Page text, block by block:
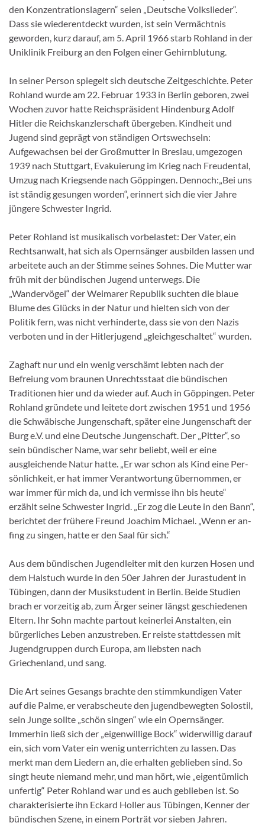
den Konzentrationslagern“ seien „Deutsche Volkslieder“.
Dass sie wiederentdeckt wurden, ist sein Vermächtnis
geworden, kurz darauf, am 5. April 1966 starb Rohland in der
Uniklinik Freiburg an den Folgen einer Gehirnblutung.
In seiner Person spiegelt sich deutsche Zeit­geschichte. Peter
Rohland wurde am 22. Febru­ar 1933 in Berlin geboren, zwei
Wochen zuvor hatte Reichspräsident Hindenburg Adolf
Hitler die Reichskanzlerschaft übergeben. Kindheit und
Jugend sind geprägt von ständigen Orts­wechseln:
Aufgewachsen bei der Großmutter in Breslau, umgezogen
1939 nach Stuttgart, Eva­kuierung im Krieg nach Freudental,
Umzug nach Kriegsende nach Göppingen. Dennoch:„Bei uns
ist ständig gesungen worden“, erinnert sich die vier Jahre
jüngere Schwester Ingrid.
Peter Rohland ist musikalisch vorbelastet: Der Vater, ein
Rechtsanwalt, hat sich als Opernsänger ausbilden lassen und
arbeitete auch an der Stimme seines Sohnes. Die Mutter war
früh mit der bündischen Jugend unterwegs. Die
„Wandervögel“ der Weimarer Republik suchten die blaue
Blume des Glücks in der Natur und hielten sich von der
Politik fern, was nicht ver­hinderte, dass sie von den Nazis
verboten und in der Hitlerjugend „gleichgeschaltet“ wurden.
Zaghaft nur und ein wenig verschämt lebten nach der
Befreiung vom braunen Unrechtsstaat die bündischen
Traditionen hier und da wieder auf. Auch in Göppingen. Peter
Rohland gründe­te und leitete dort zwischen 1951 und 1956
die Schwäbische Jungenschaft, später eine Jun­genschaft der
Burg e.V. und eine Deutsche Jun­genschaft. Der „Pitter“, so
sein bündischer Na­me, war sehr beliebt, weil er eine
ausgleichende Natur hatte. „Er war schon als Kind eine Per­
sönlichkeit, er hat immer Verantwortung über­nommen, er
war immer für mich da, und ich vermisse ihn bis heute“
erzählt seine Schwester Ingrid. „Er zog die Leute in den Bann“,
berich­tet der frühere Freund Joa­chim Michael. „Wenn er an­
fing zu singen, hatte er den Saal für sich.“
Aus dem bündischen Ju­gendleiter mit den kurzen Hosen und
dem Halstuch wurde in den 50er Jahren der Jurastudent in
Tübin­gen, dann der Musikstudent in Berlin. Beide Studien
brach er vorzeitig ab, zum Ärger seiner längst geschiedenen
Eltern. Ihr Sohn machte partout keinerlei Anstalten, ein
bürgerliches Leben anzustreben. Er reiste stattdessen mit
Jugendgruppen durch Europa, am liebsten nach
Griechenland, und sang.
Die Art seines Gesangs brachte den stimm­kundigen Vater
auf die Palme, er verabscheute den jugendbewegten Solostil,
sein Junge sollte „schön singen“ wie ein Opernsänger.
Immerhin ließ sich der „eigenwillige Bock“ widerwillig da­rauf
ein, sich vom Vater ein wenig unterrichten zu lassen. Das
merkt man dem Liedern an, die erhalten geblieben sind. So
singt heute niemand mehr, und man hört, wie „eigentümlich
unfer­tig“ Peter Rohland war und es auch geblieben ist. So
charakterisierte ihn Eckard Holler aus Tübingen, Kenner der
bündischen Szene, in einem Porträt vor sieben Jahren.